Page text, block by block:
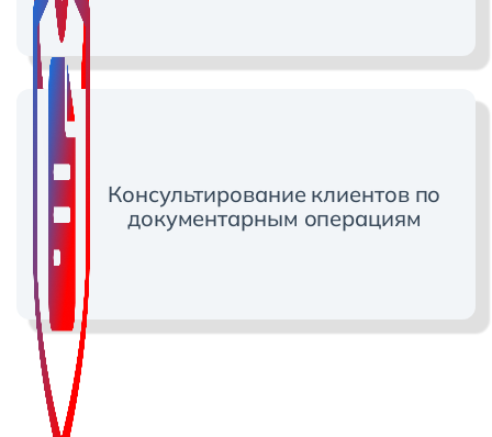
Консультирование клиентов по
документарным операциям